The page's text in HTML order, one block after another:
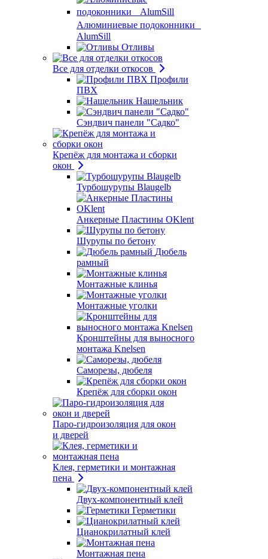
Алюминиевые подоконники
AlumSill
Отливы
Все для отделки откосов
Профили
ПВХ
Нащельник
Сэндвич панели "Садко"
Крепёж для монтажа и сборки
окон
Турбошурупы Blaugelb
Анкерные Пластины OKlent
Шурупы по бетону
Дюбель
рамный
Монтажные клинья
Монтажные уголки
Кронштейны для выносного
монтажа Knelsen
Саморезы, дюбеля
Крепёж для сборки окон
Паро-гидроизоляция для окон
и дверей
Клея, герметики и монтажная
пена
Двух-компонентный клей
Герметики
Цианокрилатный клей
Монтажная пена